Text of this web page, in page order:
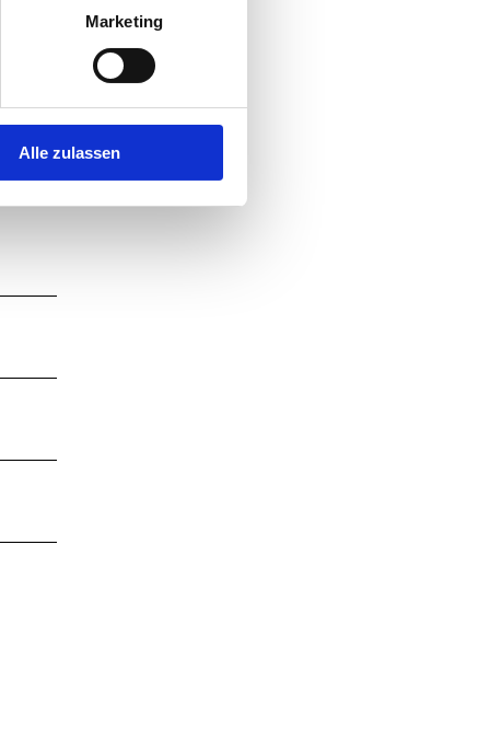
Marketing
Alle zulassen